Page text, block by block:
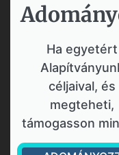
Ha egyetért
céljaival, és
megteheti,
támogasson